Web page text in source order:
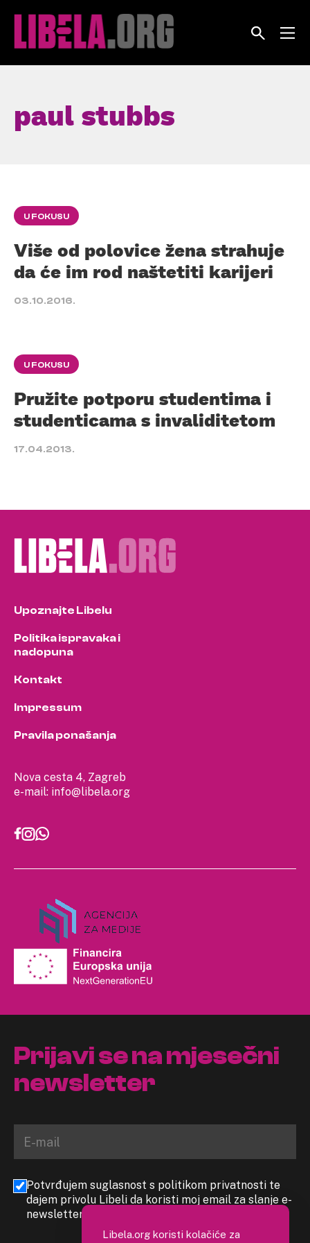
paul stubbs
U FOKUSU
Više od polovice žena strahuje
da će im rod naštetiti karijeri
03.10.2016.
U FOKUSU
Pružite potporu studentima i
studenticama s invaliditetom
17.04.2013.
Nova cesta 4, Zagreb
e-mail: info@libela.org
Upoznajte Libelu
Politika ispravaka i
nadopuna
Kontakt
Impressum
Pravila ponašanja
Prijavi se na mjesečni
newsletter
Potvrđujem suglasnost s politikom privatnosti te
dajem privolu Libeli da koristi moj email za slanje e-
newslettera
Libela.org koristi kolačiće za